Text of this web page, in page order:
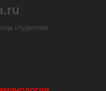
студентам